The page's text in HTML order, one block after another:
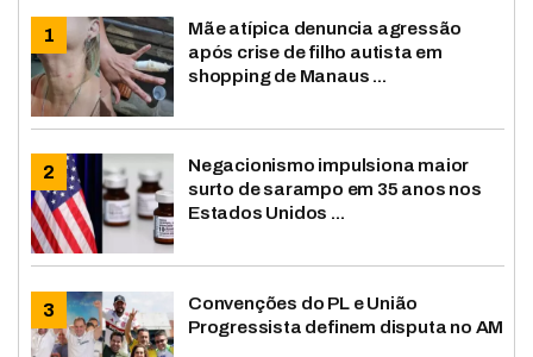
Mãe atípica denuncia agressão
após crise de filho autista em
shopping de Manaus ...
Negacionismo impulsiona maior
surto de sarampo em 35 anos nos
Estados Unidos ...
Convenções do PL e União
Progressista definem disputa no AM